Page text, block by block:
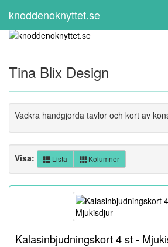
knoddenoknyttet.se
Tina Blix Design
Vackra handgjorda tavlor och kort av
Visa: Lista Kolumner
Kalasinbjudningskort 4 st -